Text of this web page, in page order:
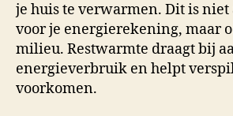
je huis te verwarmen. Dit is niet
voor je energierekening, maar
milieu. Restwarmte draagt bij
energieverbruik en helpt
voorkomen.